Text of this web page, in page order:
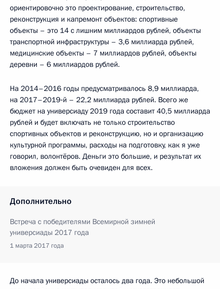
ориентировочно это проектирование, строительство,
реконструкция и капремонт объектов: спортивные
объекты – это 14 с лишним миллиардов рублей, объекты
транспортной инфраструктуры – 3,6 миллиарда рублей,
медицинские объекты – 7 миллиардов рублей, объекты
деревни – 6 миллиардов рублей.
На 2014–2016 годы предусматривалось 8,9 миллиарда,
на 2017–2019‑й – 22,2 миллиарда рублей. Всего же
бюджет на универсиаду 2019 года составит 40,5 миллиарда
рублей и будет включать не только строительство
спортивных объектов и реконструкцию, но и организацию
культурной программы, расходы на подготовку, как я уже
говорил, волонтёров. Деньги это большие, и результат их
вложения должен быть очевиден для всех.
Дополнительно
Встреча с победителями Всемирной зимней
универсиады 2017 года
1 марта 2017 года
До начала универсиады осталось два года. Это небольшой